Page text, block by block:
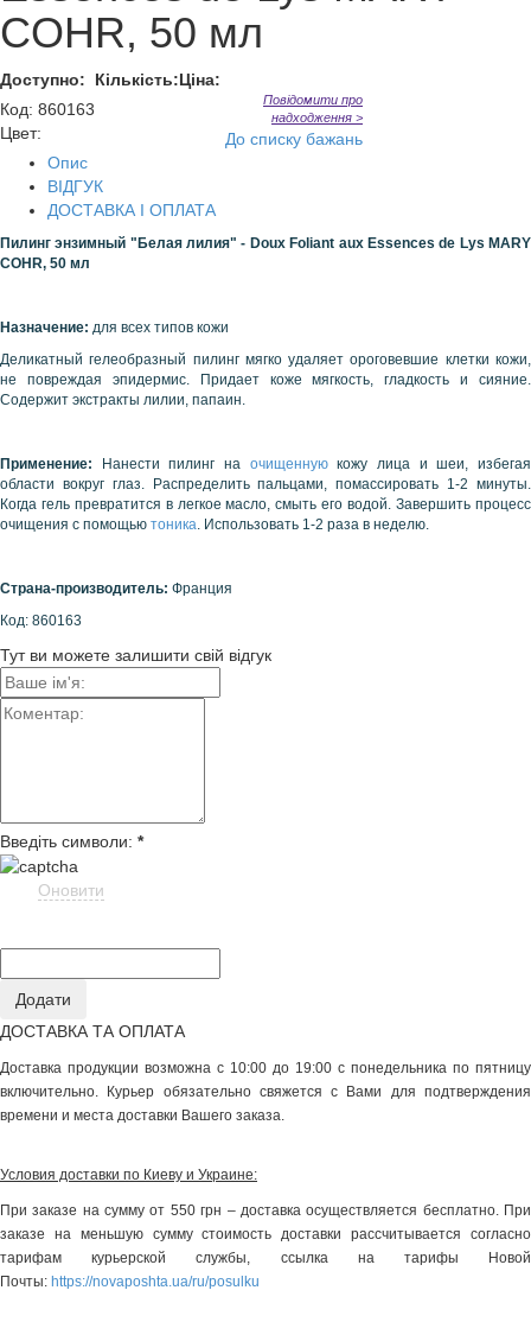
COHR, 50 мл
Доступно: Кількість:Ціна:
Код: 860163
Цвет:
Повідомити про
надходження >
До списку бажань
Опис
ВІДГУК
ДОСТАВКА І ОПЛАТА
Пилинг энзимный "Белая лилия" - Doux Foliant aux Essences de Lys MARY
COHR, 50 мл
Назначение: для всех типов кожи
Деликатный гелеобразный пилинг мягко удаляет ороговевшие клетки кожи,
не повреждая эпидермис. Придает коже мягкость, гладкость и сияние.
Содержит экстракты лилии, папаин.
Применение: Нанести пилинг на очищеннуюкожу лица и шеи, избегая
области вокруг глаз. Распределить пальцами, помассировать 1-2 минуты.
Когда гель превратится в легкое масло, смыть его водой. Завершить процесс
очищения с помощью тоника. Использовать 1-2 раза в неделю.
Страна-производитель: Франция
Код: 860163
Тут ви можете залишити свій відгук
Введіть символи: *
Оновити
ДОСТАВКА ТА ОПЛАТА
Доставка продукции возможна с 10:00 до 19:00 с понедельника по пятницу
включительно. Курьер обязательно свяжется с Вами для подтверждения
времени и места доставки Вашего заказа.
Условия доставки по Киеву и Украине:
При заказе на сумму от 550 грн – доставка осуществляется бесплатно. При
заказе на меньшую сумму стоимость доставки рассчитывается согласно
тарифам курьерской службы, ссылка на тарифы Новой
Почты: https://novaposhta.ua/ru/posulku